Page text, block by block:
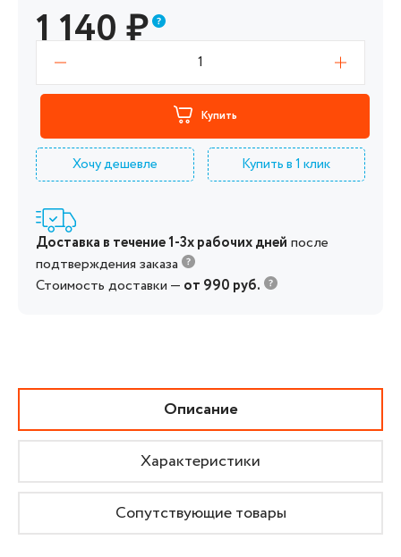
1 140₽
1
Купить
Хочу дешевле Купить в 1 клик
Доставка в течение 1-3х рабочих дней после
подтверждения заказа
Стоимость доставки — от 990 руб.
Описание
Характеристики
Сопутствующие товары